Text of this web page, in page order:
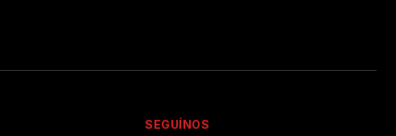
SEGUÍNOS